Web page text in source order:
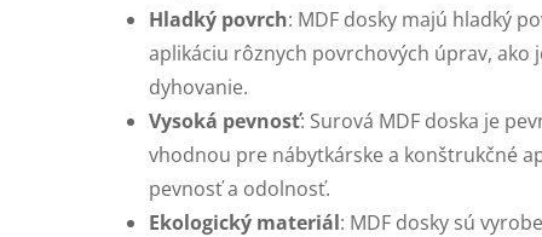
Hladký povrch: MDF dosky majú hladký
aplikáciu rôznych povrchových úprav, ako
dyhovanie.
Vysoká pevnosť: Surová MDF doska je
vhodnou pre nábytkárske a konštrukčné
pevnosť a odolnosť.
Ekologický materiál: MDF dosky sú